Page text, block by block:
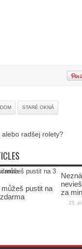
DOM STARÉ OKNÁ
alebo radšej rolety?
pustit na
za
25.